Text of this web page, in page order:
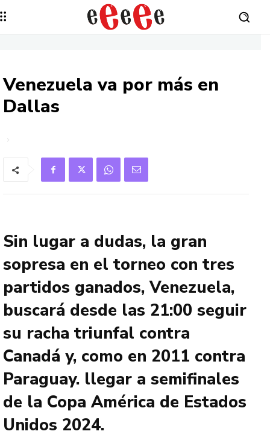
Venezuela va por más en
Dallas
Sin lugar a dudas, la gran
sopresa en el torneo con tres
partidos ganados, Venezuela,
buscará desde las 21:00 seguir
su racha triunfal contra
Canadá y, como en 2011 contra
Paraguay. llegar a semifinales
de la Copa América de Estados
Unidos 2024.